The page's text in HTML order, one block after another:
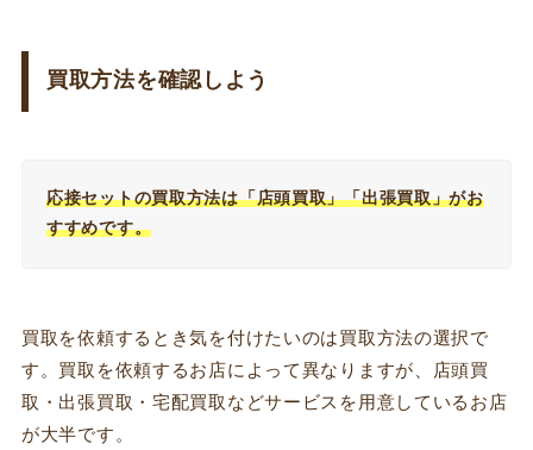
買取方法を確認しよう
応接セットの買取方法は「店頭買取」「出張買取」がお
すすめです。
買取を依頼するとき気を付けたいのは買取方法の選択で
す。買取を依頼するお店によって異なりますが、店頭買
取・出張買取・宅配買取などサービスを用意しているお店
が大半です。